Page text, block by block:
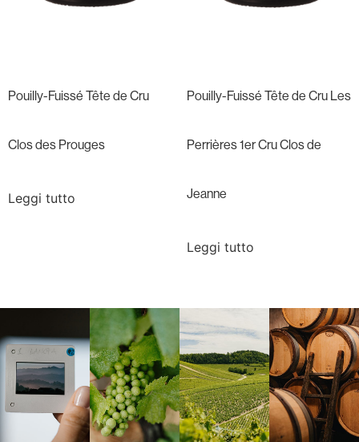
Pouilly-Fuissé Tête de Cru
Clos des Prouges
Leggi tutto
Pouilly-Fuissé Tête de Cru Les
Perrières 1er Cru Clos de
Jeanne
Leggi tutto
Langa, 1977 Borgogna,
Francia
Borgogna,
Francia
Instagram